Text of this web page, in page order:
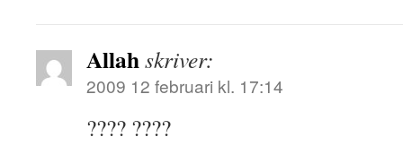
Allahskriver:
2009 12 februari kl. 17:14
???? ????